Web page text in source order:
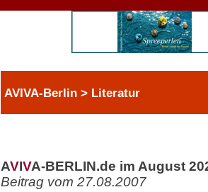
AVIVA-Berlin > Literatur
AVIVA-BERLIN.de im August
Beitrag vom 27.08.2007